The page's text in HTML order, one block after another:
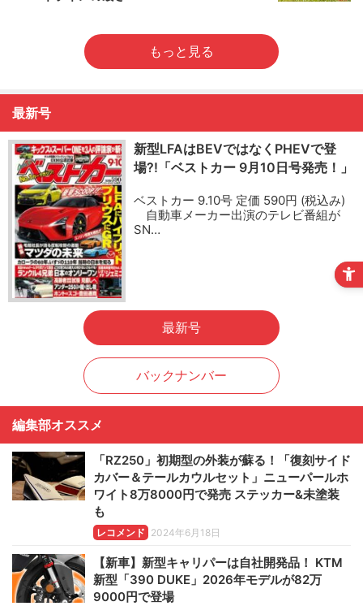
もっと見る
最新号
新型LFAはBEVではなくPHEVで登
場?!「ベストカー 9月10日号発売！」
ベストカー 9.10号 定価 590円 (税込み)
自動車メーカー出演のテレビ番組が
SN…
最新号
バックナンバー
編集部オススメ
「RZ250」初期型の外装が蘇る！「復刻サイド
カバー＆テールカウルセット」ニューパールホ
ワイト8万8000円で発売 ステッカー&未塗装
も
レコメンド 2024年6月18日
【新車】新型キャリパーは自社開発品！ KTM
新型「390 DUKE」2026年モデルが82万
9000円で登場